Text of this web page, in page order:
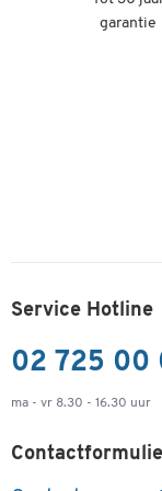
garantie
Service Hotline
02 725 00
ma - vr 8.30 - 16.30 uur